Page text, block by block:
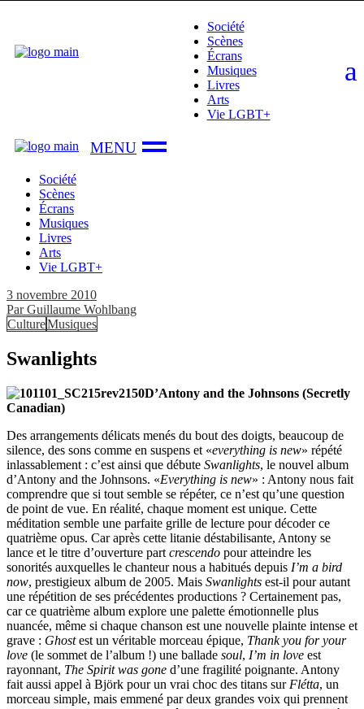
the
content
Société
Scènes
Écrans
Musiques
Livres
Arts
Vie LGBT+
Société
Scènes
Écrans
Musiques
Livres
Arts
Vie LGBT+
3 novembre 2010
ParGuillaume Wohlbang
CultureMusiques
Swanlights
D’Antony and the Johnsons (Secretly
Canadian)
Des arrangements délicats menés du bout des doigts, beaucoup de
silence, des sons comme en suspens et «everything is new» répété
inlassablement : c’est ainsi que débute Swanlights, le nouvel album
d’Antony and the Johnsons. «Everything is new» : Antony nous fait
comprendre que si tout semble se répéter, ce n’est qu’une question
de point de vue. En réalité, chaque moment est unique. Cette
méditation semble une parfaite grille de lecture pour décoder ce
quatrième opus. Car après cette litanie déstabilisante, Antony se
lance et le titre d’ouverture part crescendo pour atteindre les
sonorités auxquelles le chanteur nous a habitués depuis I’m a bird
now, prestigieux album de 2005. Mais Swanlights est-il pour autant
une répétition de ses précédentes productions ? Certainement pas,
car ce quatrième album explore une palette émotionnelle plus
nuancée, même si chaque chanson est une nouvelle plainte intense et
grave : Ghostest un véritable morceau épique, Thank you for your
love (le sommet de l’album !) une ballade soul, I’m in love est
rayonnant, The Spirit was gone d’une fragilité poignante. Antony
fait aussi appel à Björk pour un vrai choc des titans sur Flétta, un
morceau simple, mais emmené par deux grandes voix qui prennent